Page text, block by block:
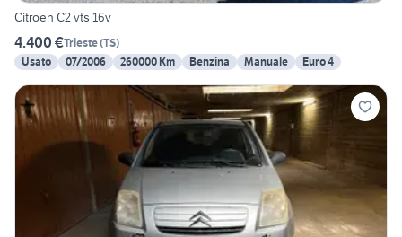
Citroen C2 vts 16v
4.400 €Trieste(TS)
Usato
07/2006 260000 Km Benzina Manuale Euro 4